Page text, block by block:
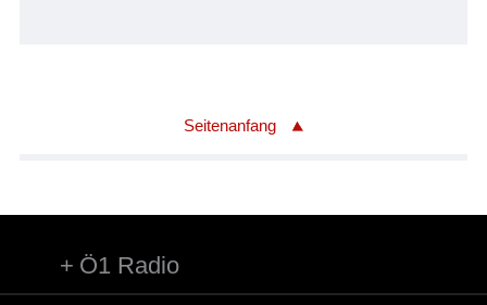
Seitenanfang
Ö1 Radio